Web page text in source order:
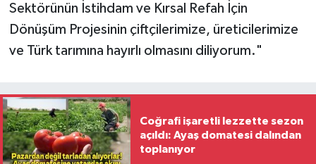
Sektörünün İstihdam ve Kırsal Refah İçin
Dönüşüm Projesinin çiftçilerimize, üreticilerimize
ve Türk tarımına hayırlı olmasını diliyorum."
Coğrafi işaretli lezzette sezon
açıldı: Ayaş domatesi dalından
toplanıyor